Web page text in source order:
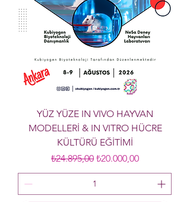
YÜZ YÜZE IN VIVO HAYVAN
MODELLERİ & IN VITRO HÜCRE
KÜLTÜRÜ EĞİTİMİ
Normal Fiyat
₺24.895,00 İndirimli Fiyat
₺20.000,00